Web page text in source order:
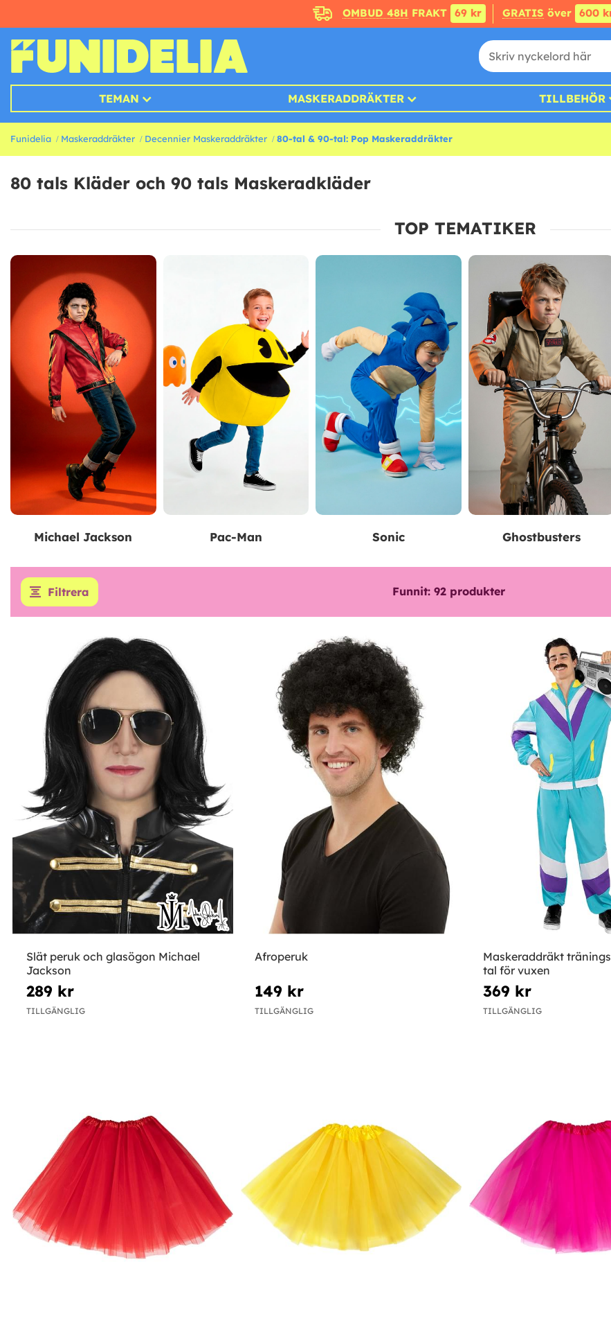
OMBUD 48H FRAKT 69 kr GRATIS över 600
TEMAN MASKERADDRÄKTER TILLBEHÖR
Funidelia Maskeraddräkter Decennier Maskeraddräkter 80-tal & 90-tal: Pop Maskeraddräkter
80 tals Kläder och 90 tals Maskeradkläder
TOP TEMATIKER
Michael Jackson Pac-Man Sonic Ghostbusters
Filtrera Funnit: 92 produkter
Slät peruk och glasögon Michael
Jackson
289 kr
TILLGÄNGLIG
Afroperuk
149 kr
TILLGÄNGLIG
Maskeraddräkt
tal för vuxen
369 kr
TILLGÄNGLIG